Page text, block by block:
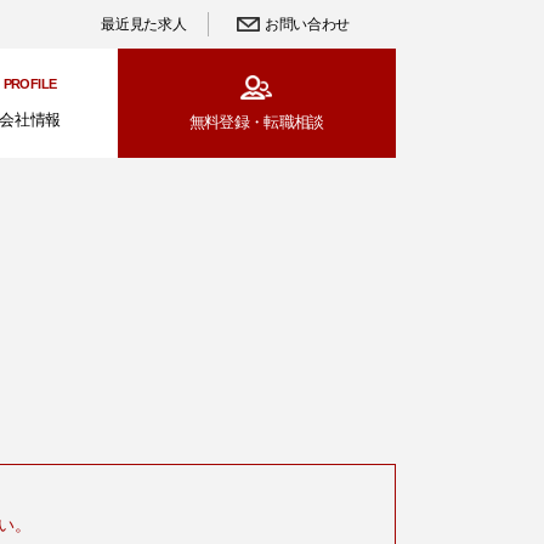
最近見た求人 お問い合わせ
PROFILE
会社情報 無料登録・転職相談
。